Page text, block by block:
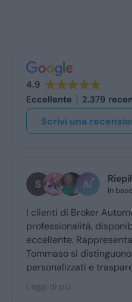
4.9
Eccellente
2.379
Scrivi una
In base
I clienti di Broker
professionalità,
eccellente.
Tommaso si distinguono
personalizzati e
un’esperienza
Automobili è molto
Leggi di più